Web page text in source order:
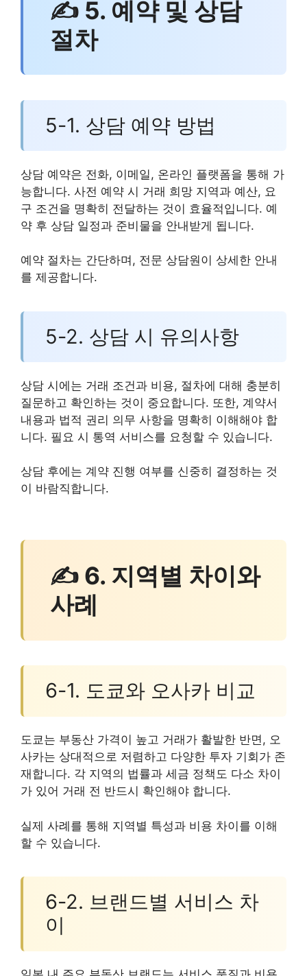
✍ 5. 예약 및 상담
절차
5-1. 상담 예약 방법
상담 예약은 전화, 이메일, 온라인 플랫폼을 통해 가
능합니다. 사전 예약 시 거래 희망 지역과 예산, 요
구 조건을 명확히 전달하는 것이 효율적입니다. 예
약 후 상담 일정과 준비물을 안내받게 됩니다.
예약 절차는 간단하며, 전문 상담원이 상세한 안내
를 제공합니다.
5-2. 상담 시 유의사항
상담 시에는 거래 조건과 비용, 절차에 대해 충분히
질문하고 확인하는 것이 중요합니다. 또한, 계약서
내용과 법적 권리 의무 사항을 명확히 이해해야 합
니다. 필요 시 통역 서비스를 요청할 수 있습니다.
상담 후에는 계약 진행 여부를 신중히 결정하는 것
이 바람직합니다.
✍ 6. 지역별 차이와
사례
6-1. 도쿄와 오사카 비교
도쿄는 부동산 가격이 높고 거래가 활발한 반면, 오
사카는 상대적으로 저렴하고 다양한 투자 기회가 존
재합니다. 각 지역의 법률과 세금 정책도 다소 차이
가 있어 거래 전 반드시 확인해야 합니다.
실제 사례를 통해 지역별 특성과 비용 차이를 이해
할 수 있습니다.
6-2. 브랜드별 서비스 차
이